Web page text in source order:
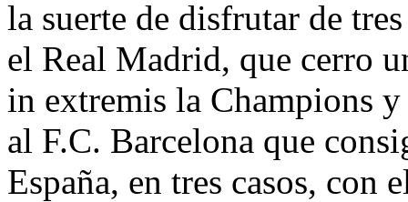
la suerte de disfrutar de
el Real Madrid, que cerro
in extremis la Champions
al F.C. Barcelona que
España, en tres casos,